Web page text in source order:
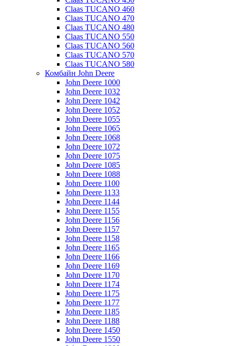
Claas TUCANO 460
Claas TUCANO 470
Claas TUCANO 480
Claas TUCANO 550
Claas TUCANO 560
Claas TUCANO 570
Claas TUCANO 580
Комбайн John Deere
John Deere 1000
John Deere 1032
John Deere 1042
John Deere 1052
John Deere 1055
John Deere 1065
John Deere 1068
John Deere 1072
John Deere 1075
John Deere 1085
John Deere 1088
John Deere 1100
John Deere 1133
John Deere 1144
John Deere 1155
John Deere 1156
John Deere 1157
John Deere 1158
John Deere 1165
John Deere 1166
John Deere 1169
John Deere 1170
John Deere 1174
John Deere 1175
John Deere 1177
John Deere 1185
John Deere 1188
John Deere 1450
John Deere 1550